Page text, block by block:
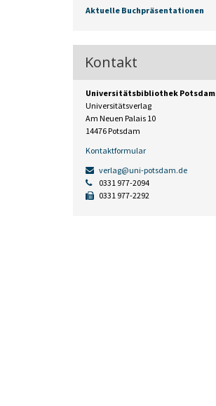
Aktuelle Buchpräsentationen
Kontakt
Universitätsbibliothek Potsdam
Universitätsverlag
Am Neuen Palais 10
14476 Potsdam
Kontaktformular
verlag@uni-potsdam.de
0331 977-2094
0331 977-2292